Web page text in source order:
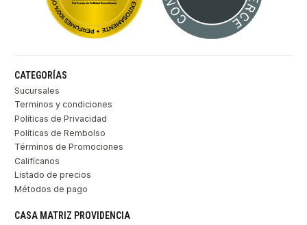
CATEGORÍAS
Sucursales
Terminos y condiciones
Políticas de Privacidad
Políticas de Rembolso
Términos de Promociones
Califícanos
Listado de precios
Métodos de pago
CASA MATRIZ PROVIDENCIA